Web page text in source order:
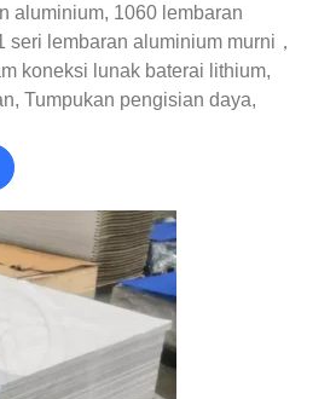
aluminium, 1060 lembaran
lembaran aluminium murni，
koneksi lunak baterai lithium,
Tumpukan pengisian daya,